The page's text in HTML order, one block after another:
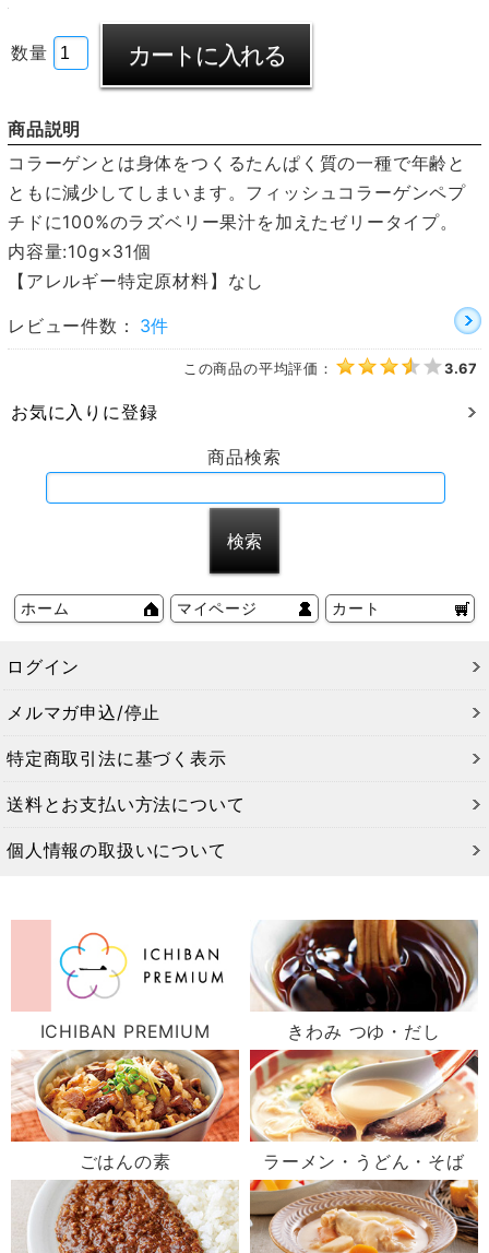
数量
商品説明
コラーゲンとは身体をつくるたんぱく質の一種で年齢と
ともに減少してしまいます。フィッシュコラーゲンペプ
チドに100%のラズベリー果汁を加えたゼリータイプ。
内容量:10g×31個
【アレルギー特定原材料】なし
レビュー件数： 3件
この商品の平均評価： 3.67
お気に入りに登録
商品検索
ホーム マイページ カート
ログイン
メルマガ申込/停止
特定商取引法に基づく表示
送料とお支払い方法について
個人情報の取扱いについて
ICHIBAN PREMIUM きわみ つゆ・だし
ごはんの素 ラーメン・うどん・そば